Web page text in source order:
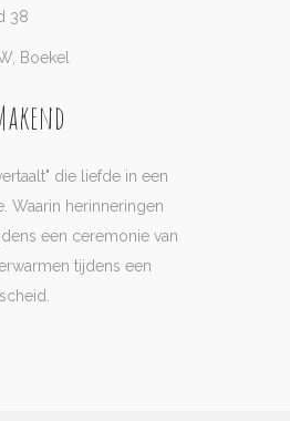
38
Boekel
die liefde in een
Waarin herinneringen
een ceremonie van
tijdens een